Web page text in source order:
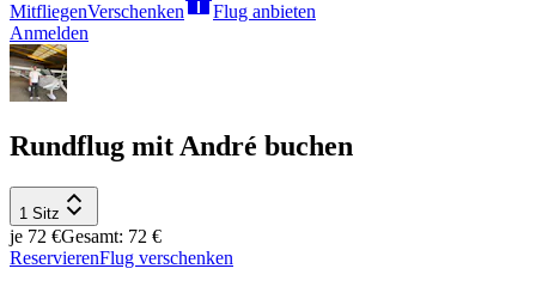
MitfliegenVerschenken
Flug anbieten
Anmelden
Rundflug mit André buchen
1 Sitz
je 72 €Gesamt: 72 €
ReservierenFlug verschenken